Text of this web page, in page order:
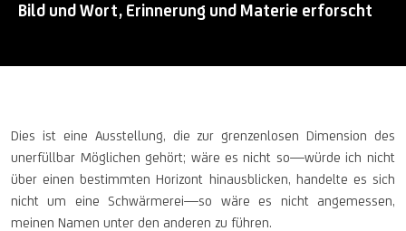
Bild und Wort, Erinnerung und Materie erforscht
Dies ist eine Ausstellung, die zur grenzenlosen Dimension des
unerfüllbar Möglichen gehört; wäre es nicht so—würde ich nicht
über einen bestimmten Horizont hinausblicken, handelte es sich
nicht um eine Schwärmerei—so wäre es nicht angemessen,
meinen Namen unter den anderen zu führen.